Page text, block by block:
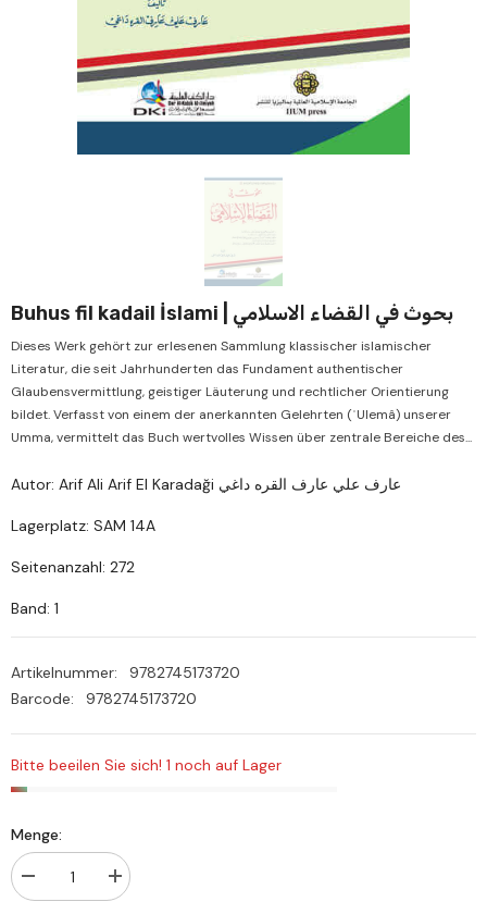
Buhus fil kadail İslami | بحوث في القضاء الاسلامي
Dieses Werk gehört zur erlesenen Sammlung klassischer islamischer
Literatur, die seit Jahrhunderten das Fundament authentischer
Glaubensvermittlung, geistiger Läuterung und rechtlicher Orientierung
bildet. Verfasst von einem der anerkannten Gelehrten (ʿUlemâ) unserer
Umma, vermittelt das Buch wertvolles Wissen über zentrale Bereiche des...
Autor: Arif Ali Arif El Karadaği عارف علي عارف القره داغي
Lagerplatz: SAM 14A
Seitenanzahl: 272
Band: 1
Artikelnummer:
9782745173720
Barcode:
9782745173720
Bitte beeilen Sie sich! 1 noch auf Lager
Menge:
verringern
Menge
erhöhen